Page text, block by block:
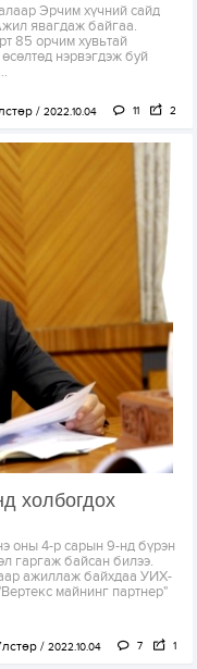
Эрчим хүчний сайд
явагдаж байгаа.
85 орчим хувьтай
нэрвэгдэж буй
2022.10.04 11 2
холбогдох
оны 4-р сарын 9-нд бүрэн
гаргаж байсан билээ.
ажиллаж байхдаа УИХ-
майнинг партнер"
2022.10.04 7 1